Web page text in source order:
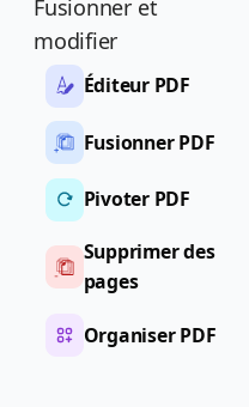
Fusionner et
modifier
Éditeur PDF
Fusionner PDF
Pivoter PDF
Supprimer des
pages
Organiser PDF